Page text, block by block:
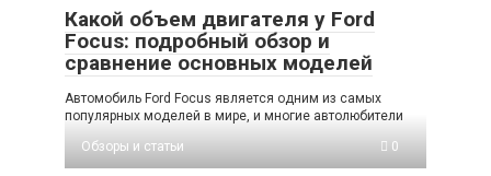
Какой объем двигателя у Ford
Focus: подробный обзор и
сравнение основных моделей
Автомобиль Ford Focus является одним из самых
популярных моделей в мире, и многие автолюбители
Обзоры и статьи
0